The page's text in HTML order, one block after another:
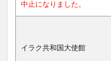
中止になりました。
イラク共和国大使館